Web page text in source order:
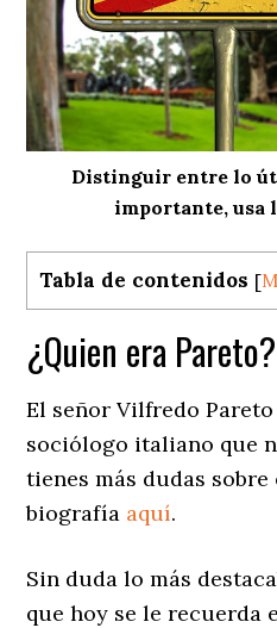
Distinguir entre lo
importante, usa
Tabla de contenidos [
¿Quien era Pareto?
El señor Vilfredo
sociólogo italiano que
tienes más dudas
biografía aquí.
Sin duda lo más
que hoy se le recuerda